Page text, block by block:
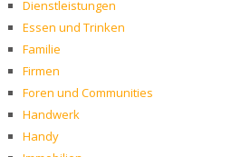
Dienstleistungen
Essen und Trinken
Familie
Firmen
Foren und Communities
Handwerk
Handy